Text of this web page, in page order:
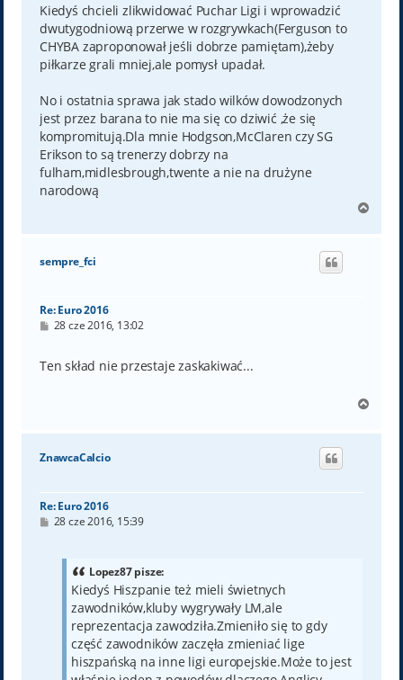
Kiedyś chcieli zlikwidować Puchar Ligi i wprowadzić
dwutygodniową przerwe w rozgrywkach(Ferguson to
CHYBA zaproponował jeśli dobrze pamiętam),żeby
piłkarze grali mniej,ale pomysł upadał.
No i ostatnia sprawa jak stado wilków dowodzonych
jest przez barana to nie ma się co dziwić ,że się
kompromitują.Dla mnie Hodgson,McClaren czy SG
Erikson to są trenerzy dobrzy na
fulham,midlesbrough,twente a nie na drużyne
narodową
g
sempre_fci
Re: Euro 2016
P
t
28 cze 2016, 13:02
Ten skład nie przestaje zaskakiwać...
g
ZnawcaCalcio
Re: Euro 2016
P28 cze 2016, 15:39
Lopez87 pisze:
Kiedyś Hiszpanie też mieli świetnych
zawodników,kluby wygrywały LM,ale
reprezentacja zawodziła.Zmieniło się to gdy
część zawodników zaczęła zmieniać lige
hiszpańską na inne ligi europejskie.Może to jest